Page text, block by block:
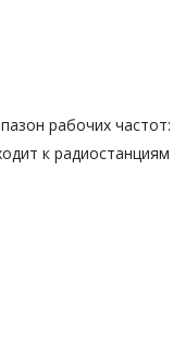
рабочих частот:
к радиостанциям